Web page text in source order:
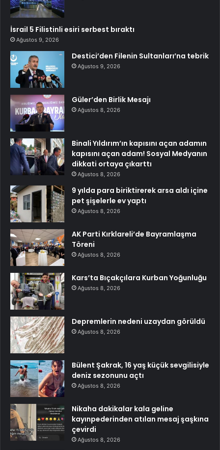
İsrail 5 Filistinli esiri serbest bıraktı
Ağustos 9, 2026
Destici’den Filenin Sultanları’na tebrik
Ağustos 9, 2026
Güler’den Birlik Mesajı
Ağustos 8, 2026
Binali Yıldırım’ın kapısını açan adamın
kapısını açan adam! Sosyal Medyanın
dikkati ortaya çıkarttı
Ağustos 8, 2026
9 yılda para biriktirerek arsa aldı içine
pet şişelerle ev yaptı
Ağustos 8, 2026
AK Parti Kırklareli’de Bayramlaşma
Töreni
Ağustos 8, 2026
Kars’ta Bıçakçılara Kurban Yoğunluğu
Ağustos 8, 2026
Depremlerin nedeni uzaydan görüldü
Ağustos 8, 2026
Bülent Şakrak, 16 yaş küçük sevgilisiyle
deniz sezonunu açtı
Ağustos 8, 2026
Nikaha dakikalar kala geline
kayınpederinden atılan mesaj şaşkına
çevirdi
Ağustos 8, 2026